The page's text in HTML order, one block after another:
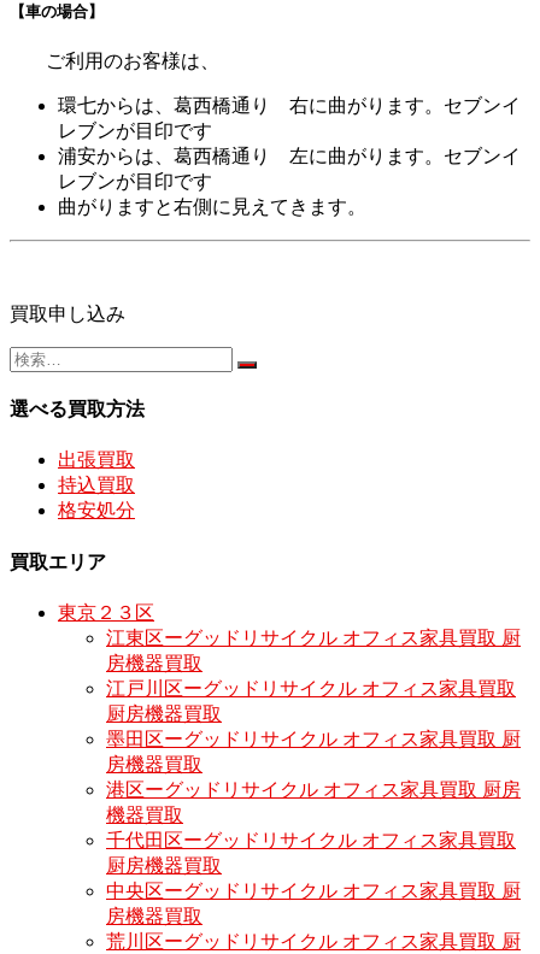
【車の場合】
ご利用のお客様は、
環七からは、葛西橋通り 右に曲がります。セブンイ
レブンが目印です
浦安からは、葛西橋通り 左に曲がります。セブンイ
レブンが目印です
曲がりますと右側に見えてきます。
買取申し込み
選べる買取方法
出張買取
持込買取
格安処分
買取エリア
東京２３区
江東区ーグッドリサイクル オフィス家具買取 厨
房機器買取
江戸川区ーグッドリサイクル オフィス家具買取
厨房機器買取
墨田区ーグッドリサイクル オフィス家具買取 厨
房機器買取
港区ーグッドリサイクル オフィス家具買取 厨房
機器買取
千代田区ーグッドリサイクル オフィス家具買取
厨房機器買取
中央区ーグッドリサイクル オフィス家具買取 厨
房機器買取
荒川区ーグッドリサイクル オフィス家具買取 厨